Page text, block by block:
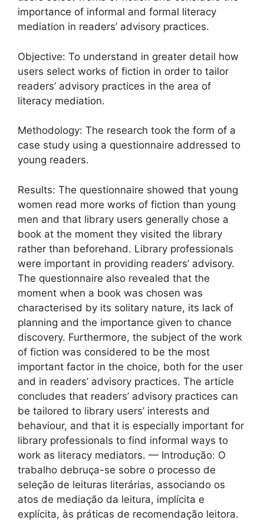
importance of informal and formal literacy
mediation in readers’ advisory practices.
Objective: To understand in greater detail how
users select works of fiction in order to tailor
readers’ advisory practices in the area of
literacy mediation.
Methodology: The research took the form of a
case study using a questionnaire addressed to
young readers.
Results: The questionnaire showed that young
women read more works of fiction than young
men and that library users generally chose a
book at the moment they visited the library
rather than beforehand. Library professionals
were important in providing readers’ advisory.
The questionnaire also revealed that the
moment when a book was chosen was
characterised by its solitary nature, its lack of
planning and the importance given to chance
discovery. Furthermore, the subject of the work
of fiction was considered to be the most
important factor in the choice, both for the user
and in readers’ advisory practices. The article
concludes that readers’ advisory practices can
be tailored to library users’ interests and
behaviour, and that it is especially important for
library professionals to find informal ways to
work as literacy mediators. — Introdução: O
trabalho debruça-se sobre o processo de
seleção de leituras literárias, associando os
atos de mediação da leitura, implícita e
explícita, às práticas de recomendação leitora.